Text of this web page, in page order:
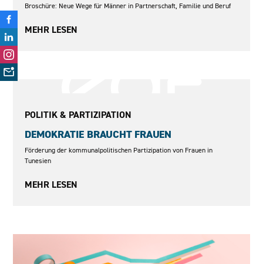
Broschüre: Neue Wege für Männer in Partnerschaft, Familie und Beruf
MEHR LESEN
POLITIK & PARTIZIPATION
DEMOKRATIE BRAUCHT FRAUEN
Förderung der kommunalpolitischen Partizipation von Frauen in
Tunesien
MEHR LESEN